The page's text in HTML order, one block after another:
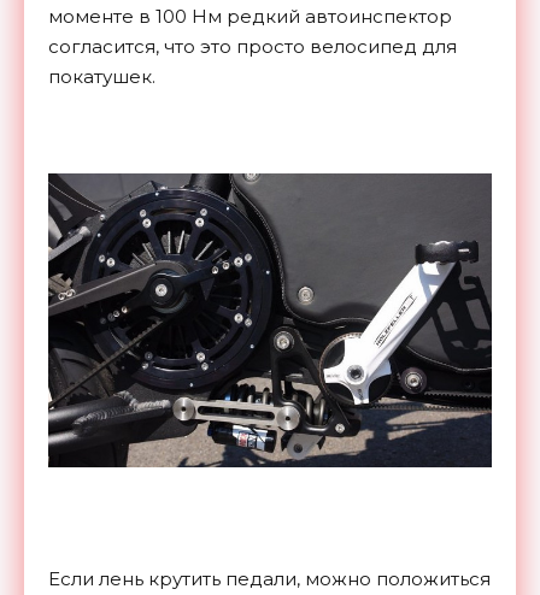
моменте в 100 Нм редкий автоинспектор
согласится, что это просто велосипед для
покатушек.
Если лень крутить педали, можно положиться